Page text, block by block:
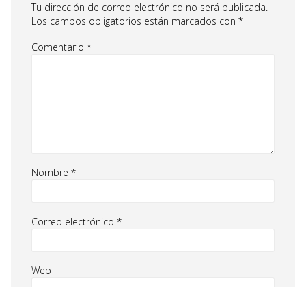
Tu dirección de correo electrónico no será publicada.
Los campos obligatorios están marcados con *
Comentario *
Nombre *
Correo electrónico *
Web